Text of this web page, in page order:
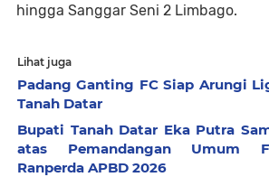
hingga Sanggar Seni 2 Limbago.
Lihat juga
Padang Ganting FC Siap Arungi
Tanah Datar
Bupati Tanah Datar Eka Putra
atas Pemandangan Umum
Ranperda APBD 2026